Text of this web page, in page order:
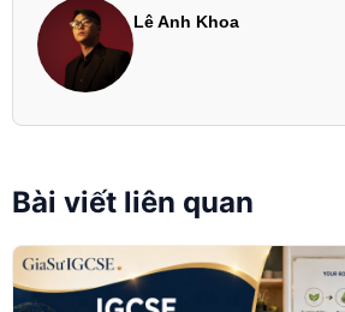
Lê Anh Khoa
Bài viết liên quan